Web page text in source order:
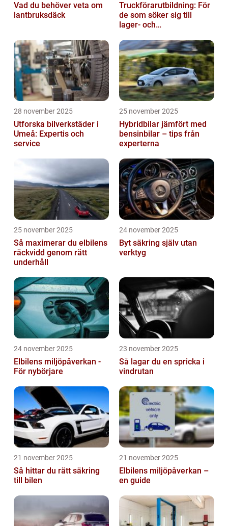
Vad du behöver veta om
lantbruksdäck
Truckförarutbildning: För
de som söker sig till
lager- och
28 november 2025
Utforska bilverkstäder i
Umeå: Expertis och
service
25 november 2025
Hybridbilar jämfört med
bensinbilar – tips från
experterna
25 november 2025
Så maximerar du elbilens
räckvidd genom rätt
underhåll
24 november 2025
Byt säkring själv utan
verktyg
24 november 2025
Elbilens miljöpåverkan -
För nybörjare
23 november 2025
Så lagar du en spricka i
vindrutan
21 november 2025
Så hittar du rätt säkring
till bilen
21 november 2025
Elbilens miljöpåverkan –
en guide